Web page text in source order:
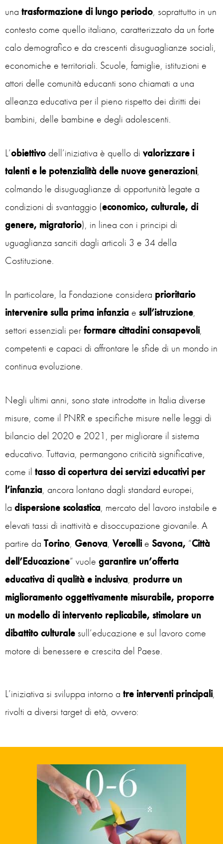
una trasformazione di lungo periodo, soprattutto in un
contesto come quello italiano, caratterizzato da un forte
calo demografico e da crescenti disuguaglianze sociali,
economiche e territoriali. Scuole, famiglie, istituzioni e
attori delle comunità educanti sono chiamati a una
alleanza educativa per il pieno rispetto dei diritti dei
bambini, delle bambine e degli adolescenti.
L’obiettivo dell’iniziativa è quello di valorizzare i
talenti e le potenzialità delle nuove generazioni,
colmando le disuguaglianze di opportunità legate a
condizioni di svantaggio (economico, culturale, di
genere, migratorio), in linea con i principi di
uguaglianza sanciti dagli articoli 3 e 34 della
Costituzione.
In particolare, la Fondazione considera prioritario
intervenire sulla prima infanzia e sull’istruzione,
settori essenziali performare cittadini consapevoli,
competenti e capaci di affrontare le sfide di un mondo in
continua evoluzione.
Negli ultimi anni, sono state introdotte in Italia diverse
misure, come il PNRR e specifiche misure nelle leggi di
bilancio del 2020 e 2021, per migliorare il sistema
educativo. Tuttavia, permangono criticità significative,
come il tasso di copertura dei servizi educativi per
l’infanzia, ancora lontano dagli standard europei,
la dispersione scolastica, mercato del lavoro instabile e
elevati tassi di inattività e disoccupazione giovanile. A
partire da Torino, Genova, Vercellie Savona, “Città
dell’Educazione” vuole garantire un’offerta
educativa di qualità e inclusiva, produrre un
miglioramento oggettivamente misurabile, proporre
un modellodi intervento replicabile, stimolare un
dibattito culturale sull’educazione e sul lavoro come
motore di benessere e crescita del Paese.
L’iniziativa si sviluppa intorno a tre interventi principali,
rivolti a diversi target di età, ovvero: